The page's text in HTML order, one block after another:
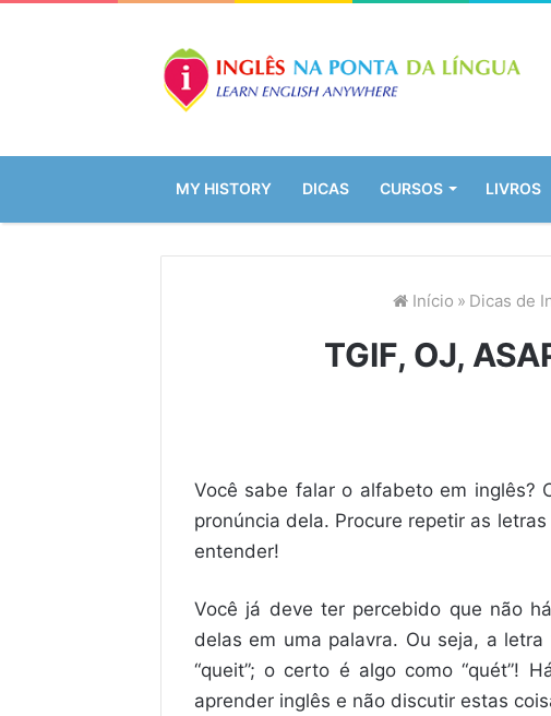
MY HISTORY DICAS CURSOS LIVROS
Início » Dicas de
TGIF, OJ,
Você sabe falar o alfabeto em inglês?
pronúncia dela. Procure repetir as
entender!
Você já deve ter percebido que não
delas em uma palavra. Ou seja, a letra
“queit”; o certo é algo como “quét”!
aprender inglês e não discutir estas